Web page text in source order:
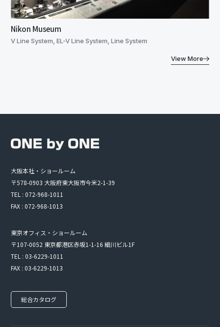
Nikon Museum
V Line System, EL-V Line System, Line System
View More
大阪本社・ショールーム
〒578-0903 大阪府東大阪市今米2-1-39
TEL : 072-968-1011
FAX : 072-968-1013
東京オフィス・ショールーム
〒107-0052 東京都港区赤坂1-1-16 細川ビル1F
TEL : 03-6229-1011
FAX : 03-6229-1013
総合カタログ